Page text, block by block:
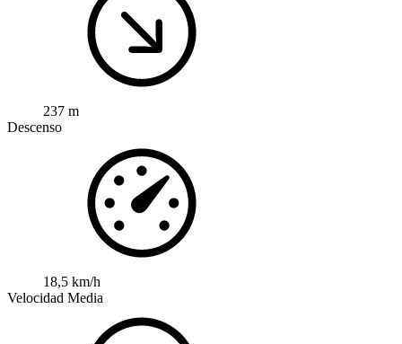
237 m
Descenso
18,5 km/h
Velocidad Media